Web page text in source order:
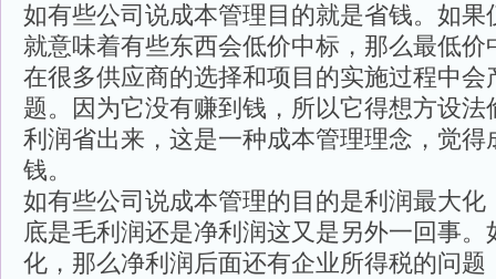
如有些公司说成本管理目的就是省钱。如果
就意味着有些东西会低价中标，那么最低价
在很多供应商的选择和项目的实施过程中会
题。因为它没有赚到钱，所以它得想方设
利润省出来，这是一种成本管理理念，觉得
钱。
如有些公司说成本管理的目的是利润最大化
底是毛利润还是净利润这又是另外一回事。
化，那么净利润后面还有企业所得税的问题